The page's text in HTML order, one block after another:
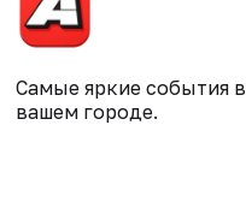
Самые яркие события в
вашем городе.